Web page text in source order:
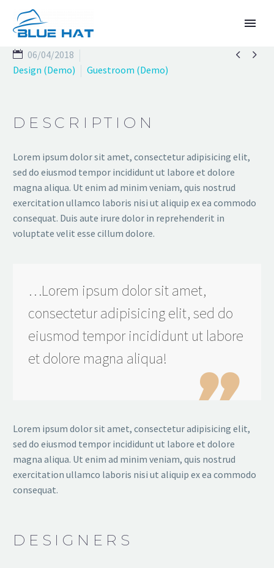
TIẾNG VIỆT
 
06/04/2018
Design (Demo)
Guestroom (Demo)
DESCRIPTION
Lorem ipsum dolor sit amet, consectetur adipisicing elit,
sed do eiusmod tempor incididunt ut labore et dolore
magna aliqua. Ut enim ad minim veniam, quis nostrud
exercitation ullamco laboris nisi ut aliquip ex ea commodo
consequat. Duis aute irure dolor in reprehenderit in
voluptate velit esse cillum dolore.
…Lorem ipsum dolor sit amet,
consectetur adipisicing elit, sed do
eiusmod tempor incididunt ut labore
et dolore magna aliqua!

Lorem ipsum dolor sit amet, consectetur adipisicing elit,
sed do eiusmod tempor incididunt ut labore et dolore
magna aliqua. Ut enim ad minim veniam, quis nostrud
exercitation ullamco laboris nisi ut aliquip ex ea commodo
consequat.
DESIGNERS